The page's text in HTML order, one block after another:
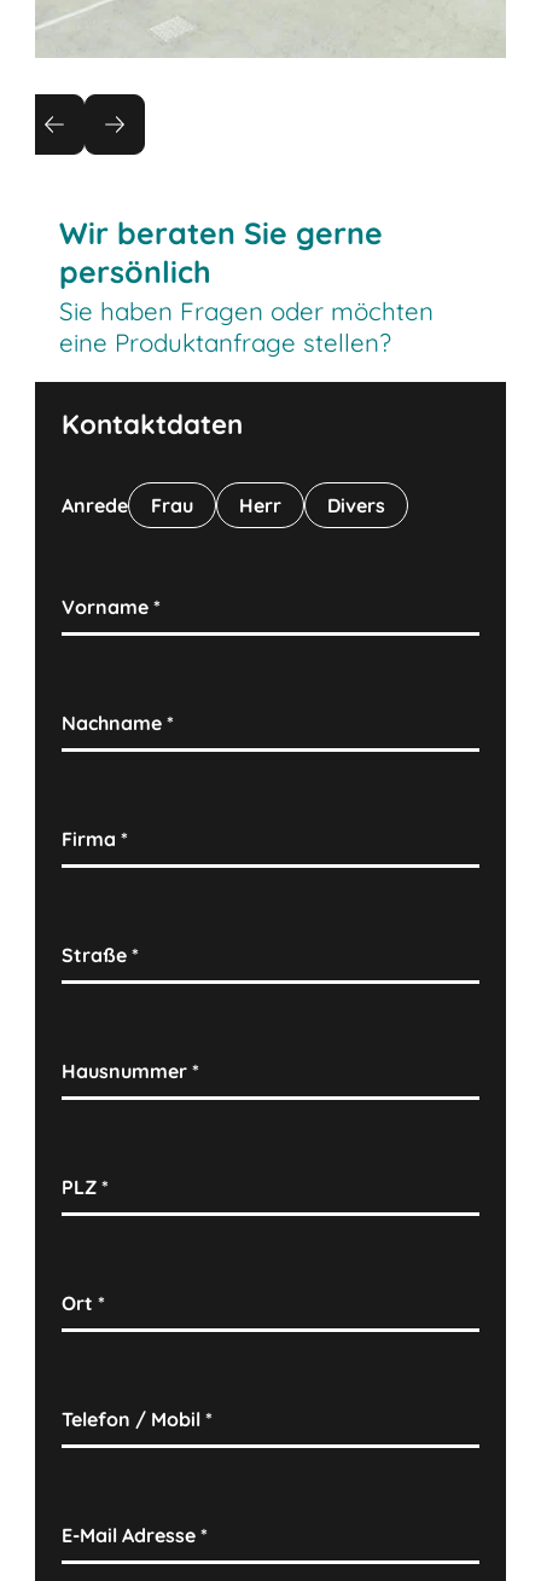
Schwälbchen
Wir beraten Sie gerne
persönlich
Sie haben Fragen oder möchten
eine Produktanfrage stellen?
Kontaktdaten
Anrede Frau Herr Divers
Vorname*
Nachname*
Firma*
Straße*
Hausnummer*
PLZ*
Ort*
Telefon / Mobil*
E-Mail Adresse*